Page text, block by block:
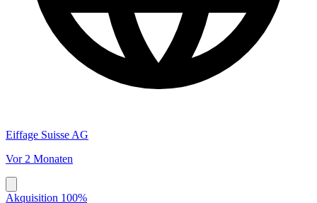
Eiffage Suisse AG
Vor 2 Monaten
Akquisition 100%